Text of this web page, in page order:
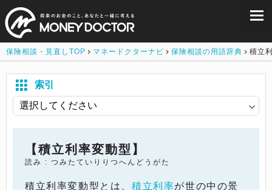
保険相談・見直しTOP マネードクターナビ 保険相談の用語辞典 積立
索引
【積立利率変動型】
読み : つみたていりりつへんどうがた
積立利率変動型とは、 積立利率が世の中の景